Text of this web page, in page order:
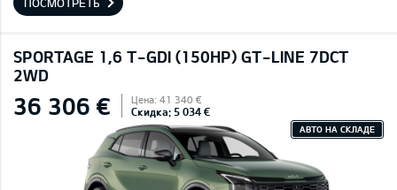
SPORTAGE 1,6 T-GDI (150HP) GT-LINE 7DCT
2WD
36 306 € Цена: 41 340 €
Скидка: 5 034 €
АВТО НА СКЛАДЕ